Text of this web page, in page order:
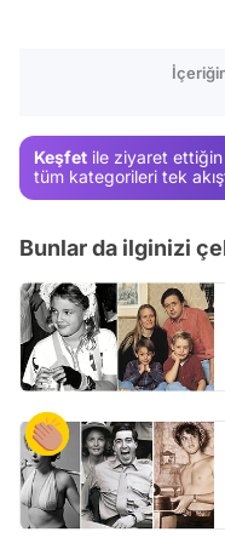
Keşfet ile ziyaret ettiğin
tüm kategorileri tek
Bunlar da ilginizi